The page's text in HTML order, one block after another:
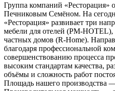
Группа компаний «Ресторация»
Печниковым Семёном. На
«Ресторация» развивает три
мебели для отелей (PM-HOTEL),
частных домов (R-Home).
благодаря профессиональной
совершенствованию процесса
высоким стандартам качества,
объёмы и сложность работ
Площадь нашего производства